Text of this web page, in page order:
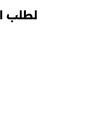
لطلب